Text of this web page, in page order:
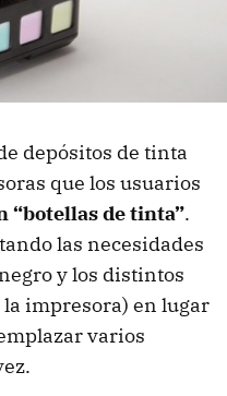
depósitos de tinta
que los usuarios
“botellas de tinta”.
las necesidades
y los distintos
impresora) en lugar
varios